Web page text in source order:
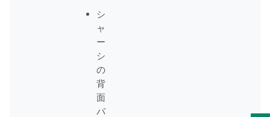
シ
ャ
ー
シ
の
背
面
パ